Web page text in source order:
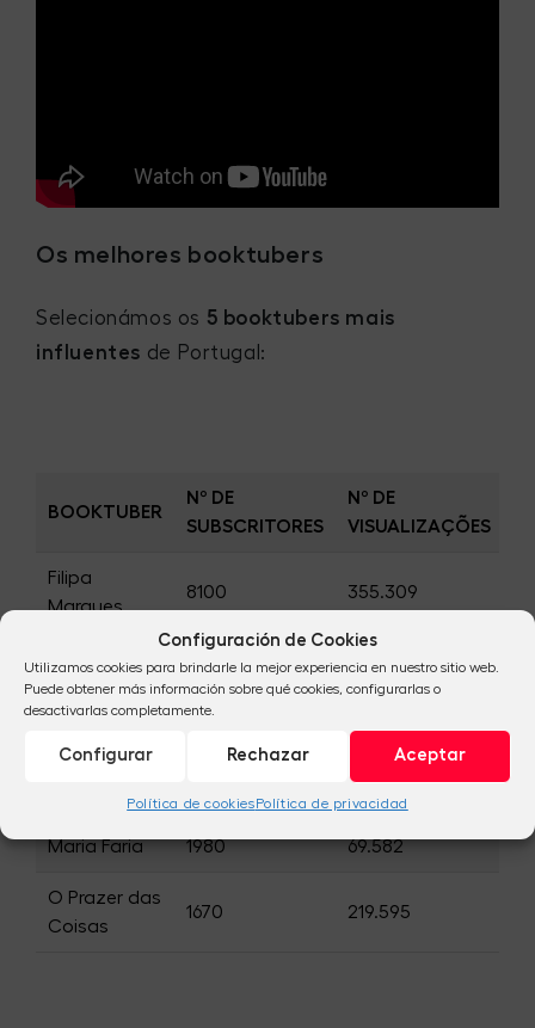
Configuración de Cookies
Utilizamos cookies para brindarle la mejor experiencia en nuestro sitio web.
Puede obtener más información sobre qué cookies, configurarlas o
desactivarlas completamente.
Aceptar
Rechazar
Configurar
Política de cookiesPolítica de privacidad
Os melhores booktubers
Selecionámos os 5 booktubers mais
influentes de Portugal:
BOOKTUBER
Nº DE
SUBSCRITORES
Nº DE
VISUALIZAÇÕES
Filipa
Marques
8100 355.309
QUE AMA
LIVROS
5760 514.616
Catarina
131.054
Maria Faria 1980 69.582
O Prazer das
Coisas
1670 219.595